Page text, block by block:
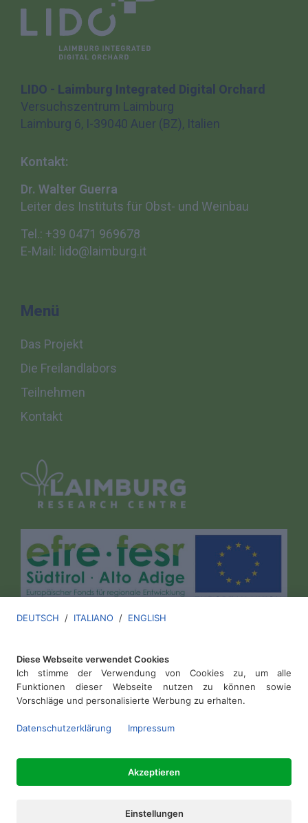
LIDO - Laimburg Integrated Digital Orchard
Versuchszentrum Laimburg
Laimburg 6, I-39040 Auer (BZ), Italien
Kontakt:
Dr. Walter Guerra
Leiter des Instituts für Obst- und Weinbau
Tel.: +39 0471 969678
E-Mail: lido@laimburg.it
Menü
Das Projekt
Die Freilandlabors
Teilnehmen
Kontakt
Versuchszentrum Laimburg
Datenschutz .
DEUTSCH / ITALIANO / ENGLISH
Diese Webseite verwendet Cookies
Ich stimme der Verwendung von Cookies zu, um alle
Funktionen dieser Webseite nutzen zu können sowie
Vorschläge und personalisierte Werbung zu erhalten.
Datenschutzerklärung Impressum
Akzeptieren
Einstellungen